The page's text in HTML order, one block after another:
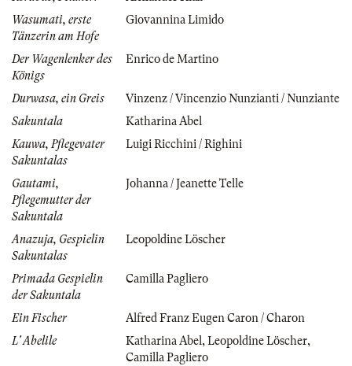
Wasumati, erste
Tänzerin am Hofe
Giovannina Limido
Der Wagenlenker des
Königs
Enrico de Martino
Durwasa, ein Greis
Vinzenz / Vincenzio Nunzianti / Nunziante
Sakuntala
Katharina Abel
Kauwa, Pflegevater
Sakuntalas
Luigi Ricchini / Righini
Gautami,
Pflegemutter der
Sakuntala
Johanna / Jeanette Telle
Anazuja, Gespielin
Sakuntalas
Leopoldine Löscher
Primada Gespielin
der Sakuntala
Camilla Pagliero
Ein Fischer
Alfred Franz Eugen Caron / Charon
L' Abelile
Katharina Abel , Leopoldine Löscher,
Camilla Pagliero